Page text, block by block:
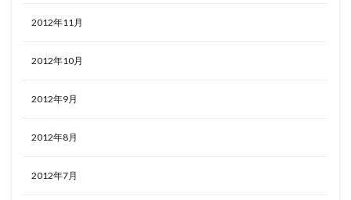
2012年11月
2012年10月
2012年9月
2012年8月
2012年7月